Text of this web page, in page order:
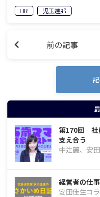
HR 児玉達郎
前の記事
第170回 社
支え合う
中辻麗、安
経営者の仕事
安田佳生コ